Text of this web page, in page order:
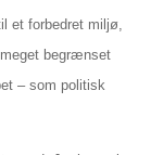
et forbedret miljø,
begrænset
– som politisk